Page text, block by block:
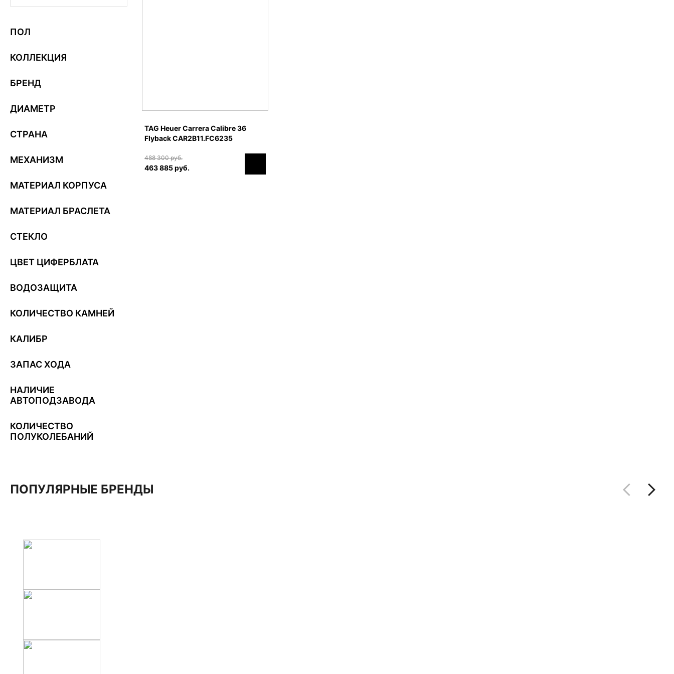
ПОЛ
КОЛЛЕКЦИЯ
БРЕНД
ДИАМЕТР
СТРАНА
МЕХАНИЗМ
МАТЕРИАЛ КОРПУСА
МАТЕРИАЛ БРАСЛЕТА
СТЕКЛО
ЦВЕТ ЦИФЕРБЛАТА
ВОДОЗАЩИТА
КОЛИЧЕСТВО КАМНЕЙ
КАЛИБР
ЗАПАС ХОДА
НАЛИЧИЕ
АВТОПОДЗАВОДА
КОЛИЧЕСТВО
ПОЛУКОЛЕБАНИЙ
TAG Heuer Carrera Calibre 36
Flyback CAR2B11.FC6235
488 300 руб.
463 885 руб.
ПОПУЛЯРНЫЕ БРЕНДЫ